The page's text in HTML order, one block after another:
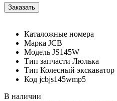
Каталожные номера
Марка JCB
Модель JS145W
Тип запчасти Люлька
Тип Колесный экскаватор
Код jcbjs145wmp5
В наличии